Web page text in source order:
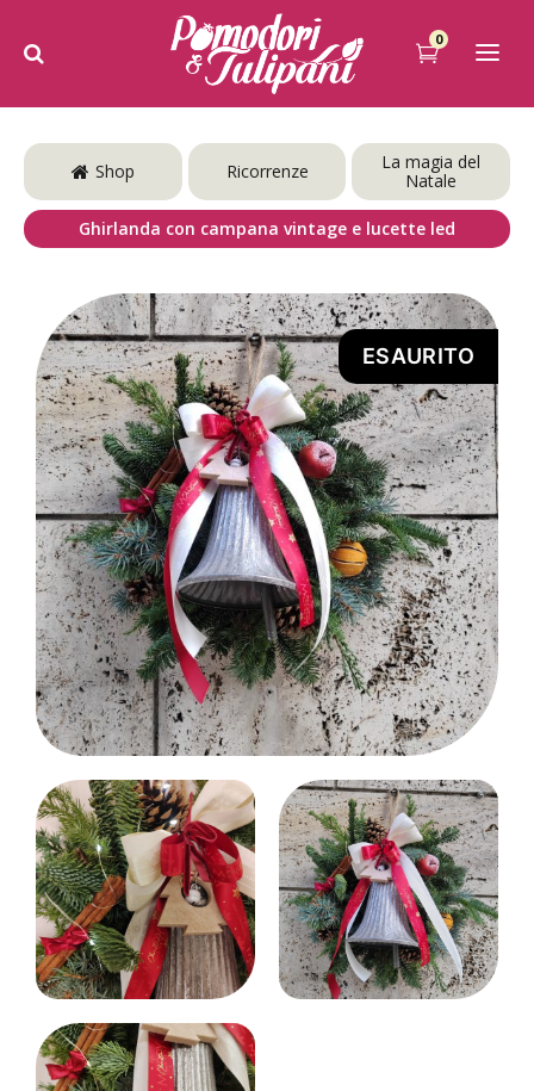
0
Shop Ricorrenze
La magia del
Natale
Ghirlanda con campana vintage e lucette led
ESAURITO